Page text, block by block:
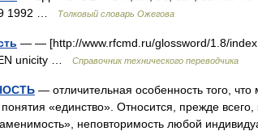
1992 …
Толковый словарь Ожегова
— — [http://www.rfcmd.ru/glossword/1.8/
unicity …
Справочник технического переводчика
— отличительная особенность того,
«единство». Относится, прежде
неповторимость любой